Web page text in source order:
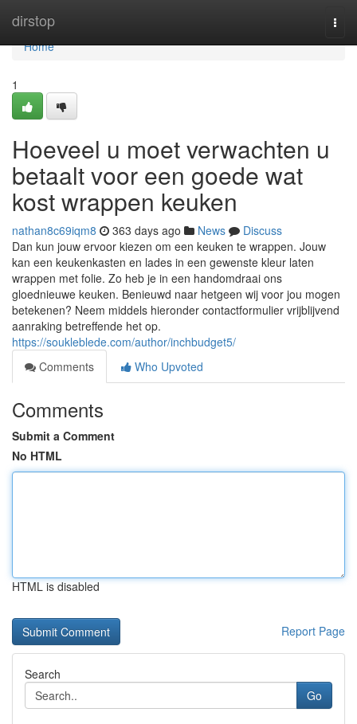
dirstop
Home
Home
1
Hoeveel u moet verwachten u
betaalt voor een goede wat
kost wrappen keuken
nathan8c69iqm8 363 days ago News
Discuss
Dan kun jouw ervoor kiezen om een keuken te wrappen. Jouw
kan een keukenkasten en lades in een gewenste kleur laten
wrappen met folie. Zo heb je in een handomdraai ons
gloednieuwe keuken. Benieuwd naar hetgeen wij voor jou mogen
betekenen? Neem middels hieronder contactformulier vrijblijvend
aanraking betreffende het op.
https://soukleblede.com/author/inchbudget5/
Comments
Who Upvoted
Comments
Submit a Comment
No HTML
HTML is disabled
Report Page
Search
Go